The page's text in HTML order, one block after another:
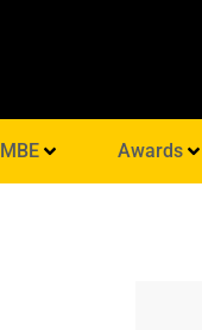
MBE Awards